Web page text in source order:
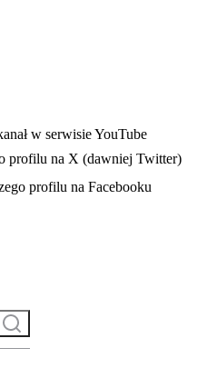
karcie
w serwisie YouTube
profilu na X (dawniej Twitter)
nowej karcieprofilu na Facebooku
Szukaj